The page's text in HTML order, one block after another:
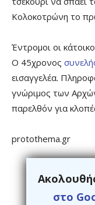
Κολοκοτρώνη το
Έντρομοι οι
Ο 45χρονος
εισαγγελέα.
γνώριμος των
παρελθόν για
protothema.gr
στο